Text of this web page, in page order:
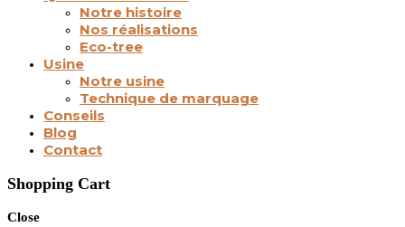
Notre histoire
Nos réalisations
Eco-tree
Usine
Notre usine
Technique de marquage
Conseils
Blog
Contact
Shopping Cart
Close